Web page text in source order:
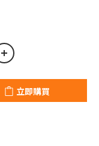
立即購買